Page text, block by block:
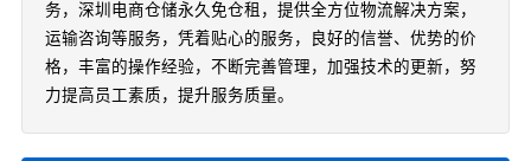
务，深圳电商仓储永久免仓租，提供全方位物流解决方案，
运输咨询等服务，凭着贴心的服务，良好的信誉、优势的价
格，丰富的操作经验，不断完善管理，加强技术的更新，努
力提高员工素质，提升服务质量。